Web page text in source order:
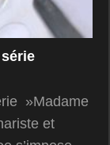
»Madame
et